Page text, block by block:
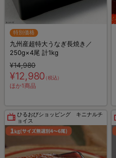
特別価格
九州産超特大うなぎ長焼き／
250g×4尾 計1kg
¥14,980
¥12,980（税込）
ほか1商品
ひるおびショッピング キニナルチ
ョイス